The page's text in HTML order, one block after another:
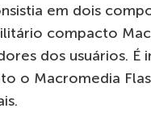
em dois
compacto
dos usuários. É
o Macromedia